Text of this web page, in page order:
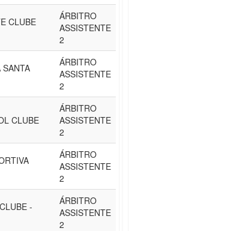
CLUBE
ÁRBITRO
ASSISTENTE
2
SANTA
ÁRBITRO
ASSISTENTE
2
CLUBE
ÁRBITRO
ASSISTENTE
2
ÁRBITRO
ASSISTENTE
2
-
ÁRBITRO
ASSISTENTE
2